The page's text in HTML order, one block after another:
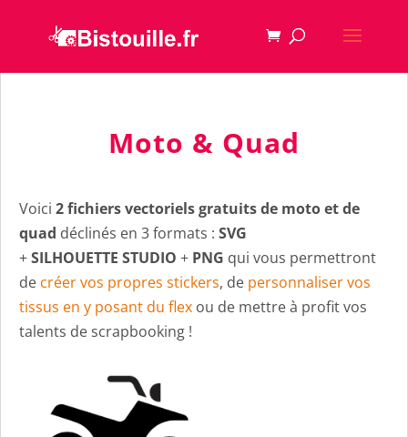
Moto & Quad
Voici 2 fichiers vectoriels gratuits de moto et de
quad déclinés en 3 formats : SVG
+SILHOUETTE STUDIO + PNG qui vous permettront
de créer vos propres stickers, de personnaliser vos
tissus en y posant du flex ou de mettre à profit vos
talents de scrapbooking !